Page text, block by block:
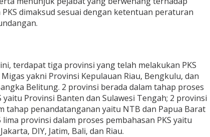
PKS dimaksud sesuai dengan ketentuan peraturan
terdapat tiga provinsi yang telah melakukan PKS
yakni Provinsi Kepulauan Riau, Bengkulu, dan
Belitung. 2 provinsi berada dalam tahap proses
yaitu Provinsi Banten dan Sulawesi Tengah; 2 provinsi
tahap penandatanganan yaitu NTB dan Papua Barat
lima provinsi dalam proses pembahasan PKS yaitu
DIY, Jatim, Bali, dan Riau.